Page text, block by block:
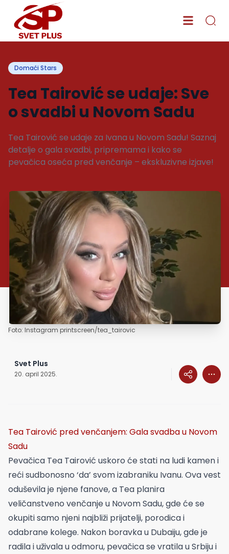
Domaći Stars
Tea Tairović se udaje: Sve
o svadbi u Novom Sadu
Tea Tairović se udaje za Ivana u Novom Sadu! Saznaj
detalje o gala svadbi, pripremama i kako se
pevačica oseća pred venčanje – ekskluzivne izjave!
Foto: Instagram printscreen/tea_tairovic
Svet Plus
20. april 2025.
Tea Tairović pred venčanjem: Gala svadba u Novom
Sadu
Pevačica Tea Tairović uskoro će stati na ludi kamen i
reći sudbonosno ‘da’ svom izabraniku Ivanu. Ova vest
oduševila je njene fanove, a Tea planira
veličanstveno venčanje u Novom Sadu, gde će se
okupiti samo njeni najbliži prijatelji, porodica i
odabrane kolege. Nakon boravka u Dubaiju, gde je
radila i uživala u odmoru, pevačica se vratila u Srbiju i